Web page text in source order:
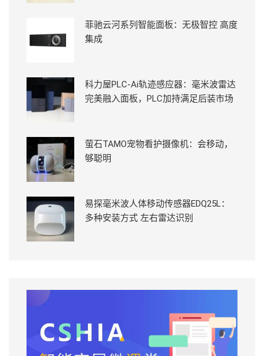
菲驰云河系列智能面板：无极智控 高度
集成
科力屋PLC-Ai轨迹感应器：毫米波雷达
完美融入面板，PLC加持满足后装市场
萤石TAMO宠物看护摄像机：会移动，
够聪明
易探毫米波人体移动传感器EDQ25L：
多种安装方式 左右雷达识别